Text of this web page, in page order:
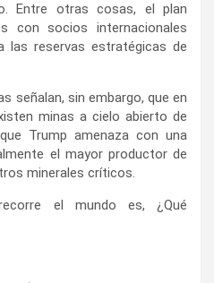
Entre otras cosas, el plan
con socios internacionales
las reservas estratégicas de
señalan, sin embargo, que en
minas a cielo abierto de
Trump amenaza con una
el mayor productor de
minerales críticos.
el mundo es, ¿Qué